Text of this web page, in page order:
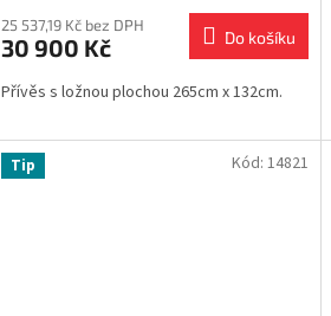
25 537,19 Kč bez DPH
30 900 Kč Do košíku
Přívěs s ložnou plochou 265cm x 132cm.
Tip Kód: 14821